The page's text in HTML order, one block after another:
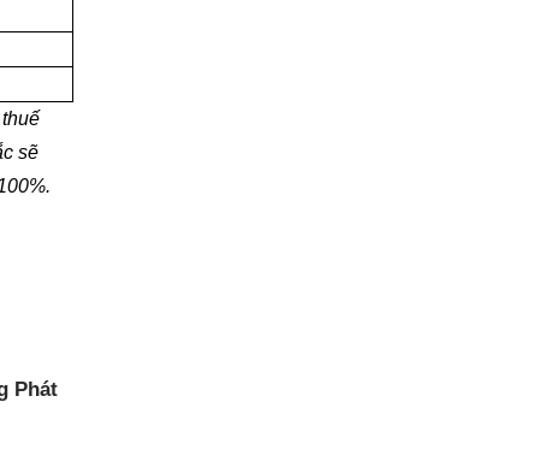
sẽ
Phát